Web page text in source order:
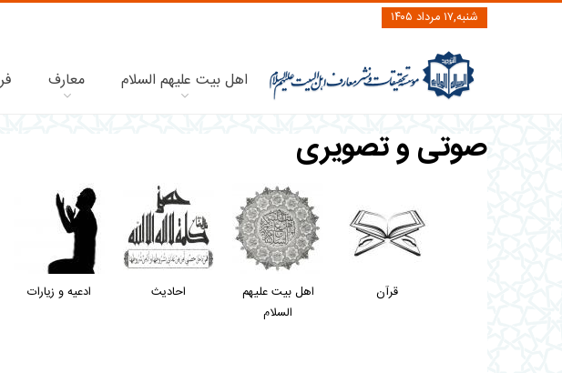
شنبه,۱۷ مرداد ۱۴۰۵
اهل بیت علیهم السلام معارف
صوتی و تصویری
قرآن
اهل بیت علیهم
السلام
احادیث ادعیه و زیارات